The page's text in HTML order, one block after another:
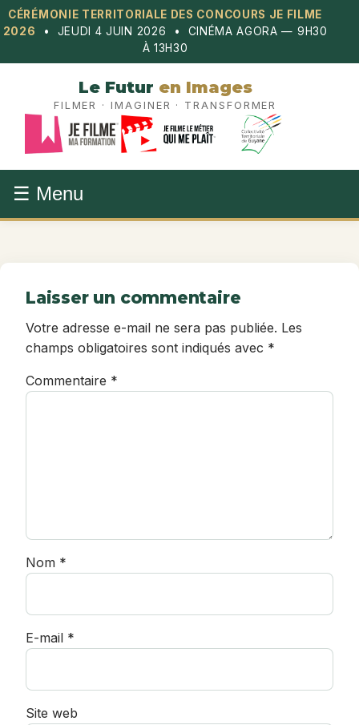
Aller
au
CÉRÉMONIE TERRITORIALE DES CONCOURS JE FILME
2026 • JEUDI 4 JUIN 2026 • CINÉMA AGORA — 9H30
À 13H30
Le Futur en Images
FILMER · IMAGINER · TRANSFORMER
☰ Menu
Laisser un commentaire
Votre adresse e-mail ne sera pas publiée. Les
champs obligatoires sont indiqués avec *
Commentaire *
Nom *
E-mail *
Site web